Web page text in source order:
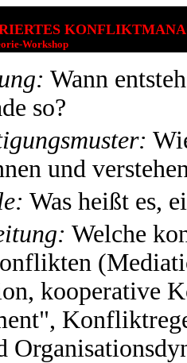
Workshop
Wann
so?
und
Was heißt es,
Welche
kooperative